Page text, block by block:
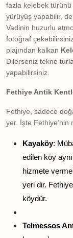
fazla kelebek türünü
yürüyüş yapabilir,
Vadinin huzurlu
fotoğraf
plajından kalkan
Dilerseniz tekne
yapabilirsiniz.
Fethiye Antik
Fethiye, sadece
yer. İşte
Kayaköy:
edilen köy
hizmete
yeri dir.
köydür.
Telmessos